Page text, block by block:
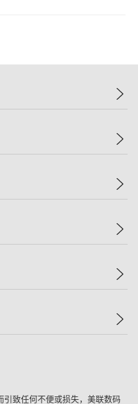
引致任何不便或损失，美联数码